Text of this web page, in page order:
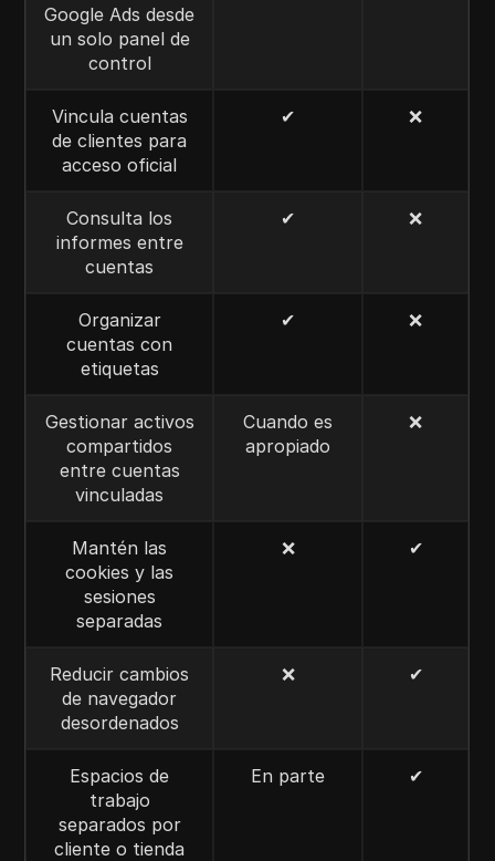
Google Ads desde
un solo panel de
control
Vincula cuentas
de clientes para
acceso oficial
✔ ❌
Consulta los
informes entre
cuentas
✔ ❌
Organizar
cuentas con
etiquetas
✔ ❌
Gestionar activos
compartidos
entre cuentas
vinculadas
Cuando es
apropiado
❌
Mantén las
cookies y las
sesiones
separadas
❌ ✔
Reducir cambios
de navegador
desordenados
❌ ✔
Espacios de
trabajo
separados por
cliente o tienda
En parte ✔